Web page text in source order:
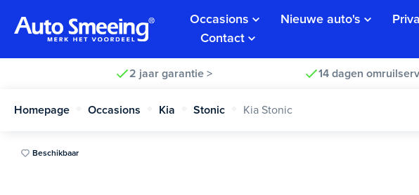
Occasions Nieuwe auto's
Contact
2 jaar garantie > 14 dagen
Homepage Occasions Kia Stonic Kia Stonic
Beschikbaar